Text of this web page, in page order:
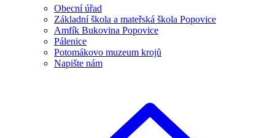
Obecní úřad
Základní škola a mateřská škola Popovice
Amfík Bukovina Popovice
Pálenice
Potomákovo muzeum krojů
Napište nám